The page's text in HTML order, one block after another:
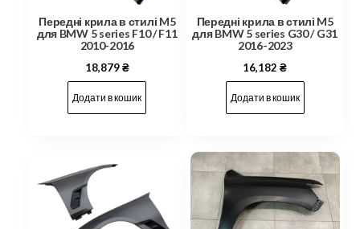
Передні крила в стилі M5
для BMW 5 series F10 / F11
2010-2016
18,879₴
Додати в кошик
Передні крила в стилі M5
для BMW 5 series G30 / G31
2016-2023
16,182₴
Додати в кошик